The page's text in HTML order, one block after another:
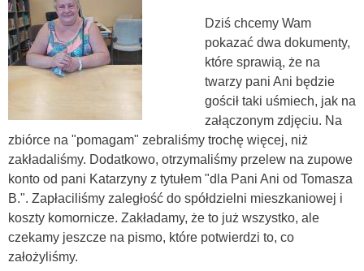
Dziś chcemy Wam
pokazać dwa dokumenty,
które sprawią, że na
twarzy pani Ani będzie
gościł taki uśmiech, jak na
załączonym zdjęciu. Na
zbiórce na "pomagam" zebraliśmy trochę więcej, niż
zakładaliśmy. Dodatkowo, otrzymaliśmy przelew na zupowe
konto od pani Katarzyny z tytułem "dla Pani Ani od Tomasza
B.". Zapłaciliśmy zaległość do spółdzielni mieszkaniowej i
koszty komornicze. Zakładamy, że to już wszystko, ale
czekamy jeszcze na pismo, które potwierdzi to, co
założyliśmy.